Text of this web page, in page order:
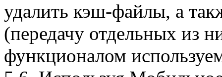
удалить кэш-файлы, а
(передачу отдельных из
функционалом